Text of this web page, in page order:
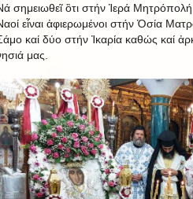
σημειωθεῖ ὃτι στήν Ἱερά
εἶναι ἀφιερωμένοι στήν Ὁσία
καί δύο στήν Ἰκαρία καθώς καί
μας.